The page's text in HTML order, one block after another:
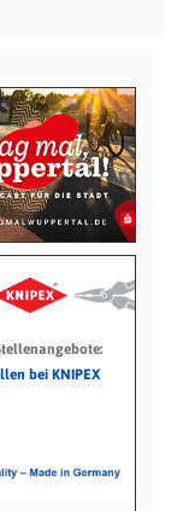
bei KNIPEX